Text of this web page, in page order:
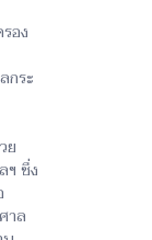
อง
กระ
ย
ฯ ซึ่ง
าล